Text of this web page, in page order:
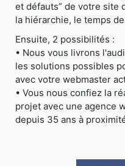
et défauts” de votre site
la hiérarchie, le temps
Ensuite, 2 possibilités :
• Nous vous livrons
les solutions possibles
avec votre webmaster
• Vous nous confiez la
projet avec une agence
depuis 35 ans à